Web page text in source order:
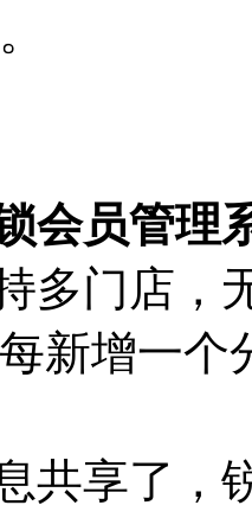
会员管理
多门店，
新增一
共享了，